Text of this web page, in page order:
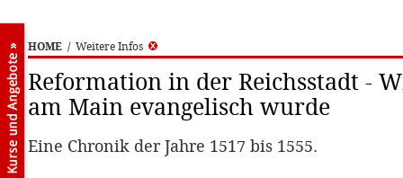
HOME / Weitere Infos
Reformation in der Reichsstadt -
am Main evangelisch wurde
Eine Chronik der Jahre 1517 bis 1555.